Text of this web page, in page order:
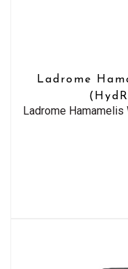
Ladrome
Ladrome